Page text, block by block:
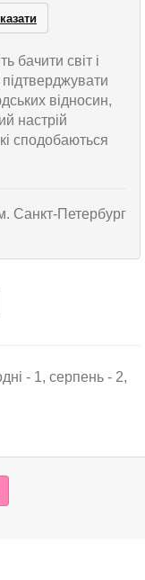
бачити світ і
відносин,
настрій
сподобаються
Санкт-Петербург
- 1, серпень - 2,